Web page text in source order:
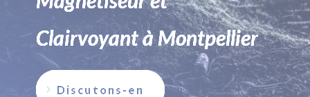
Clairvoyant à Montpellier
Discutons-en